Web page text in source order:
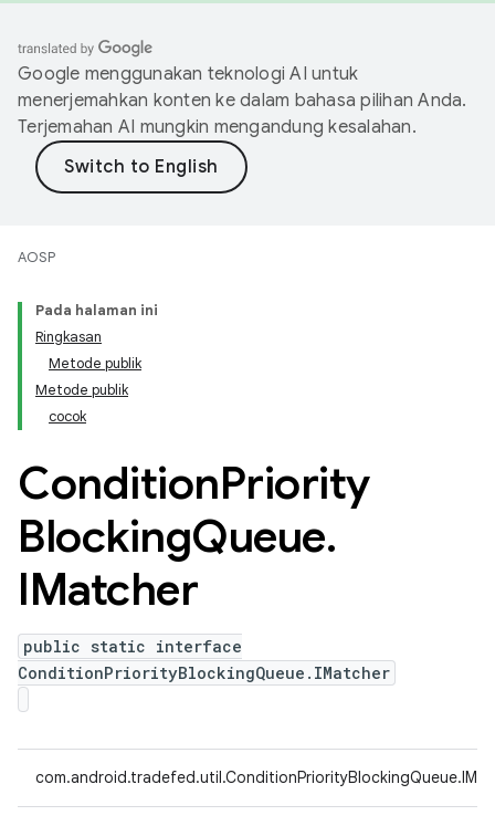
Google menggunakan teknologi AI untuk
menerjemahkan konten ke dalam bahasa pilihan Anda.
Terjemahan AI mungkin mengandung kesalahan.
AOSP
Pada halaman ini
Ringkasan
Metode publik
Metode publik
cocok
ConditionPriority
BlockingQueue.
IMatcher
public static interface
ConditionPriorityBlockingQueue.IMatcher